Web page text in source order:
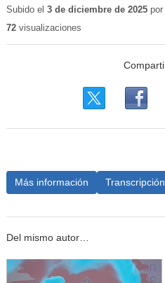
Subido el 3 de diciembre de 2025por
72visualizaciones
Más información Transcripción
Del mismo autor…